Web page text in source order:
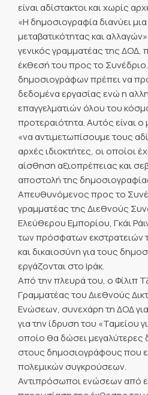
είναι αδίστακτοι και χωρίς
«Η δημοσιογραφία διανύει
μεταβατικότητας και αλλαγών»
γενικός γραμματέας της ΔΟΔ,
έκθεσή του προς το
δημοσιογράφων πρέπει να
δεδομένα εργασίας ενώ η
επαγγελματιών όλου του
προτεραιότητα. Αυτός είναι
«να αντιμετωπίσουμε τους
αρχές ιδιοκτήτες, οι οποίοι
αίσθηση αξιοπρέπειας και
αποστολή της
Απευθυνόμενος προς το
γραμματέας της Διεθνούς
Ελεύθερου Εμπορίου, Γκάι
των πρόσφατων εκστρατειών
και δικαιοσύνη για τους
εργάζονται στο Ιράκ.
Από την πλευρά του, ο Φίλιπ
Γραμματέας του Διεθνούς
Ενώσεων, συνεχάρη τη ΔΟΔ
για την ίδρυση του «Ταμείου
οποίο θα δώσει μεγαλύτερες
στους δημοσιογράφους που
πολεμικών συγκρούσεων.
Αντιπρόσωποι ενώσεων από